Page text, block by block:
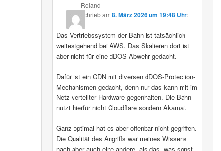
Roland
schriebam 8. März 2026 um 19:48 Uhr:
Das Vertriebssystem der Bahn ist tatsächlich
weitestgehend bei AWS. Das Skalieren dort ist
aber nicht für eine dDOS-Abwehr gedacht.
Dafür ist ein CDN mit diversen dDOS-Protection-
Mechanismen gedacht, denn nur das kann mit im
Netz verteilter Hardware gegenhalten. Die Bahn
nutzt hierfür nicht Cloudflare sondern Akamai.
Ganz optimal hat es aber offenbar nicht gegriffen.
Die Qualität des Angriffs war meines Wissens
nach aber auch eine andere, als das, was sonst